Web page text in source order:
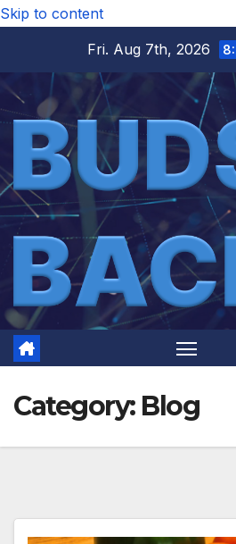
Skip to content
Fri. Aug 7th, 2026
Category: Blog